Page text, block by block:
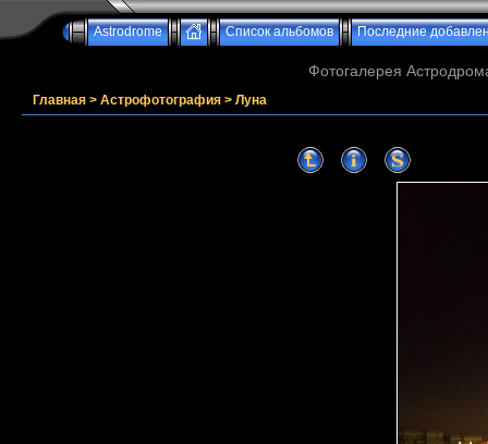
Astrodrome Список альбомов Последние
Фотогалерея
Главная > Астрофотография > Луна